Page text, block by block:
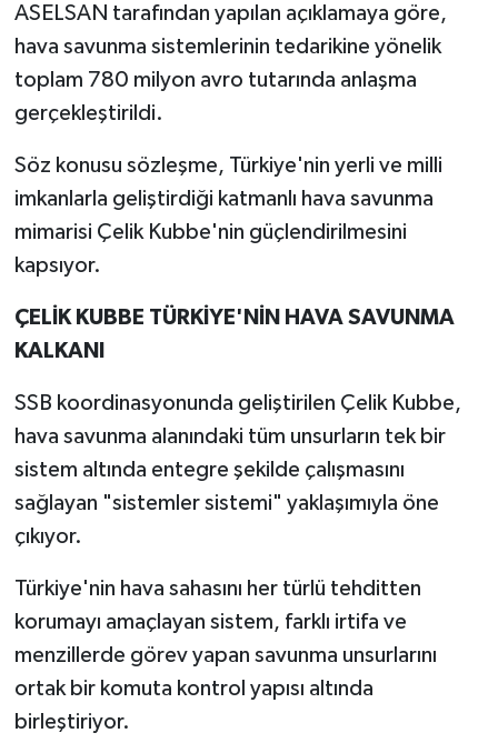
ASELSAN tarafından yapılan açıklamaya göre,
hava savunma sistemlerinin tedarikine yönelik
toplam 780 milyon avro tutarında anlaşma
gerçekleştirildi.
Söz konusu sözleşme, Türkiye'nin yerli ve milli
imkanlarla geliştirdiği katmanlı hava savunma
mimarisi Çelik Kubbe'nin güçlendirilmesini
kapsıyor.
ÇELİK KUBBE TÜRKİYE'NİN HAVA SAVUNMA
KALKANI
SSB koordinasyonunda geliştirilen Çelik Kubbe,
hava savunma alanındaki tüm unsurların tek bir
sistem altında entegre şekilde çalışmasını
sağlayan "sistemler sistemi" yaklaşımıyla öne
çıkıyor.
Türkiye'nin hava sahasını her türlü tehditten
korumayı amaçlayan sistem, farklı irtifa ve
menzillerde görev yapan savunma unsurlarını
ortak bir komuta kontrol yapısı altında
birleştiriyor.